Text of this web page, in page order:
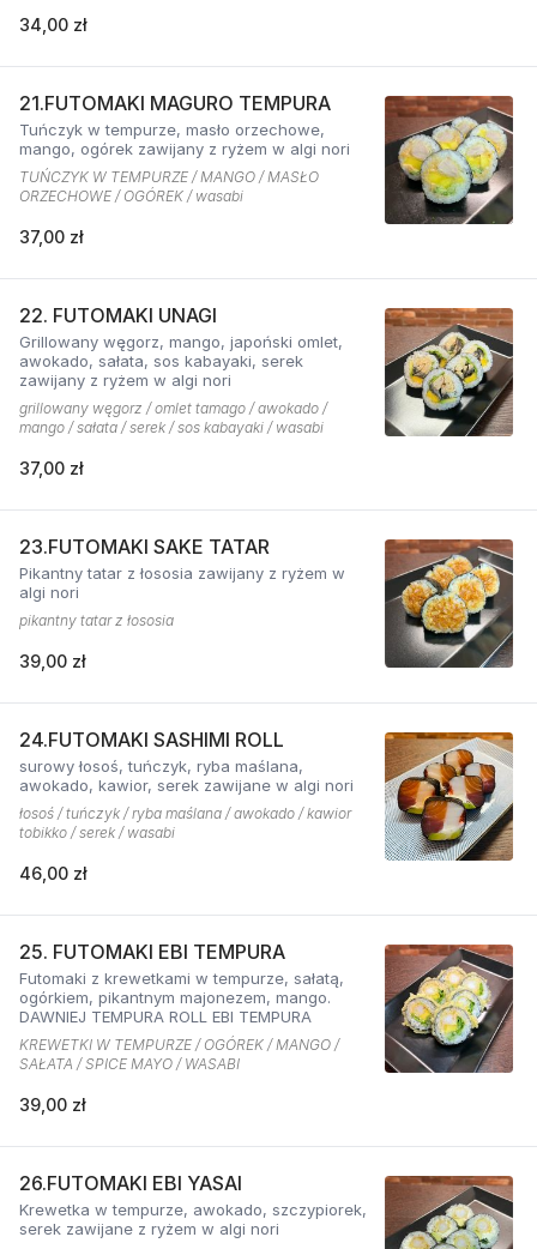
34,00 zł
21.FUTOMAKI MAGURO TEMPURA
Tuńczyk w tempurze, masło orzechowe,
mango, ogórek zawijany z ryżem w algi nori
TUŃCZYK W TEMPURZE / MANGO / MASŁO
ORZECHOWE / OGÓREK / wasabi
37,00 zł
22. FUTOMAKI UNAGI
Grillowany węgorz, mango, japoński omlet,
awokado, sałata, sos kabayaki, serek
zawijany z ryżem w algi nori
grillowany węgorz / omlet tamago / awokado /
mango / sałata / serek / sos kabayaki / wasabi
37,00 zł
23.FUTOMAKI SAKE TATAR
Pikantny tatar z łososia zawijany z ryżem w
algi nori
pikantny tatar z łososia
39,00 zł
24.FUTOMAKI SASHIMI ROLL
surowy łosoś, tuńczyk, ryba maślana,
awokado, kawior, serek zawijane w algi nori
łosoś / tuńczyk / ryba maślana / awokado / kawior
tobikko / serek / wasabi
46,00 zł
25. FUTOMAKI EBI TEMPURA
Futomaki z krewetkami w tempurze, sałatą,
ogórkiem, pikantnym majonezem, mango.
DAWNIEJ TEMPURA ROLL EBI TEMPURA
KREWETKI W TEMPURZE / OGÓREK / MANGO /
SAŁATA / SPICE MAYO / WASABI
39,00 zł
26.FUTOMAKI EBI YASAI
Krewetka w tempurze, awokado, szczypiorek,
serek zawijane z ryżem w algi nori